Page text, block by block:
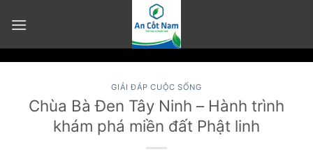
GIẢI ĐÁP CUỘC SỐNG
Chùa Bà Đen Tây Ninh – Hành trình
khám phá miền đất Phật linh